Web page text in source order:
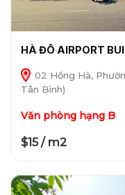
HÀ ĐÔ AIRPORT
02 Hồng Hà,
Tân Bình)
Văn phòng hạng B
$15 / m2